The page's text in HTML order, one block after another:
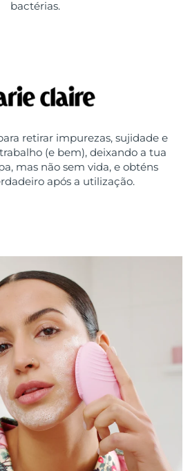
bactérias.
retirar impurezas, sujidade e
(e bem), deixando a tua
mas não sem vida, e obténs
após a utilização.